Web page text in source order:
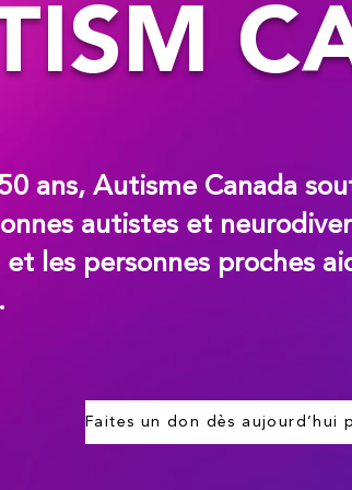
ans, Autisme Canada
autistes et
et les personnes proches